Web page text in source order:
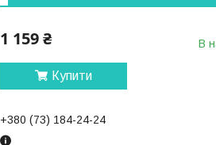
1 159 ₴ В
Купити
+380 (73) 184-24-24